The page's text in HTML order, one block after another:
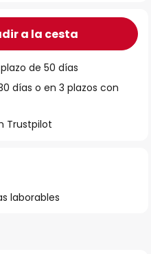
a la cesta
de 50 días
días o en 3 plazos con
Trustpilot
laborables